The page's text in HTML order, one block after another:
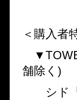
＜購入者
▼
舗除く )
シド『